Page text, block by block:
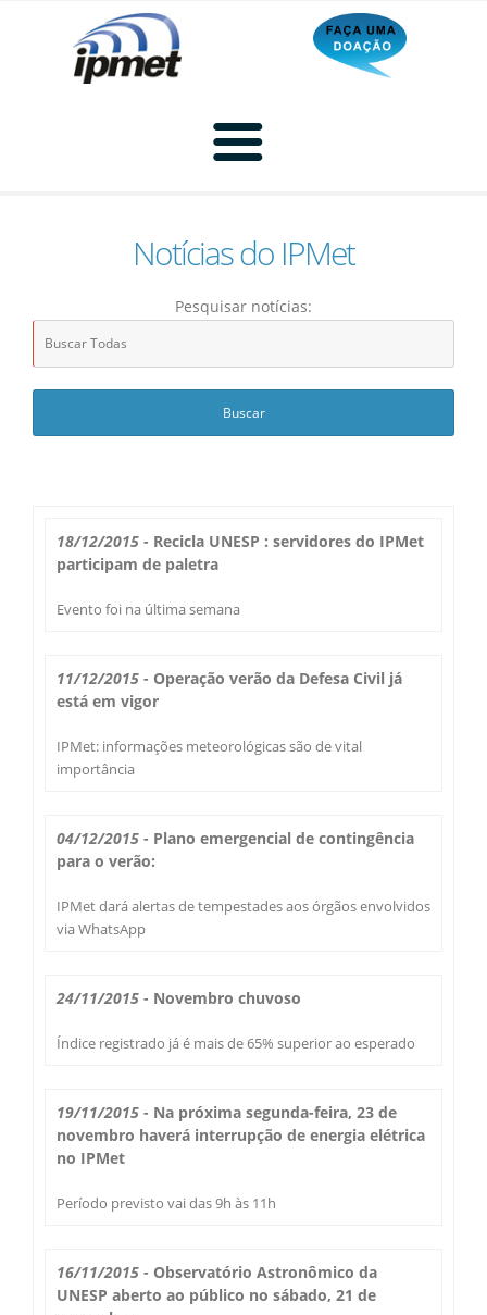
Home
Radar Animado
Radar Cidades
Imagens de Satélite
Estação Meteorológica
Previsão Cidades
Secas Bauru
Desastres Naturais
Balanços Mensais
Serviços
Cadastro
Laudos Meteorológicos
Treinamento
Agendamento de Visitas
Notícias
Publicações
Perguntas Frequentes
Como Chegar
Notícias do IPMet
Pesquisar notícias:
18/12/2015 - Recicla UNESP : servidores do IPMet
participam de paletra
Evento foi na última semana
11/12/2015 - Operação verão da Defesa Civil já
está em vigor
IPMet: informações meteorológicas são de vital
importância
04/12/2015 - Plano emergencial de contingência
para o verão:
IPMet dará alertas de tempestades aos órgãos envolvidos
via WhatsApp
24/11/2015 - Novembro chuvoso
Índice registrado já é mais de 65% superior ao esperado
19/11/2015 - Na próxima segunda-feira, 23 de
novembro haverá interrupção de energia elétrica
no IPMet
Período previsto vai das 9h às 11h
16/11/2015 - Observatório Astronômico da
UNESP aberto ao público no sábado, 21 de